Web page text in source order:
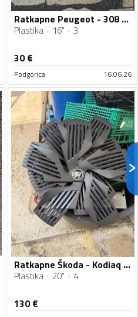
Ratkapne Peugeot - 308 - 16" - 3 kom.
Plastika 16" 3
30€
Podgorica 16.06.26
Ratkapne Škoda - Kodiaq - 20" - 4 kom.
Plastika 20" 4
130€